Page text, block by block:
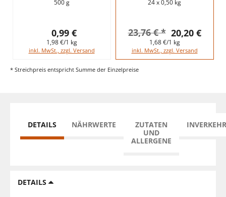
500 g
0,99 €
1,98 €/1 kg
inkl. MwSt., zzgl. Versand
24 x 0,50 kg
20,20 €
23,76 € *
1,68 €/1 kg
inkl. MwSt., zzgl. Versand
* Streichpreis entspricht Summe der Einzelpreise
DETAILS NÄHRWERTE
ZUTATEN
UND
ALLERGENE
DETAILS